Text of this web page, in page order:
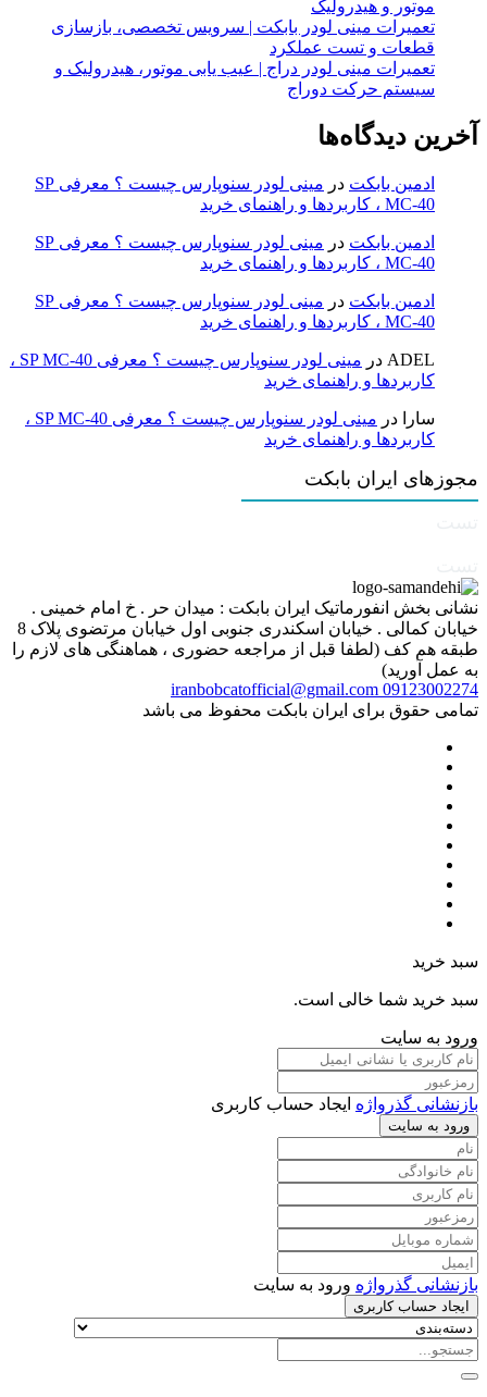
موتور و هیدرولیک
تعمیرات مینی لودر بابکت | سرویس تخصصی، بازسازی
قطعات و تست عملکرد
تعمیرات مینی لودر دراج | عیب یابی موتور، هیدرولیک و
سیستم حرکت دوراج
آخرین دیدگاه‌ها
ادمین بابکت در
مینی لودر سنوپارس چیست ؟ معرفی SP
MC-40 ، کاربردها و راهنمای خرید
ادمین بابکت در
مینی لودر سنوپارس چیست ؟ معرفی SP
MC-40 ، کاربردها و راهنمای خرید
ادمین بابکت در
مینی لودر سنوپارس چیست ؟ معرفی SP
MC-40 ، کاربردها و راهنمای خرید
ADEL در
مینی لودر سنوپارس چیست ؟ معرفی SP MC-40 ،
کاربردها و راهنمای خرید
سارا در
مینی لودر سنوپارس چیست ؟ معرفی SP MC-40 ،
کاربردها و راهنمای خرید
مجوزهای ایران بابکت
نشانی بخش انفورماتیک ایران بابکت : میدان حر . خ امام خمینی .
خیابان کمالی . خیابان اسکندری جنوبی اول خیابان مرتضوی پلاک 8
طبقه هم کف (لطفا قبل از مراجعه حضوری ، هماهنگی های لازم را
به عمل آورید)
09123002274
iranbobcatofficial@gmail.com
تمامی حقوق برای ایران بابکت محفوظ می باشد
سبد خرید
سبد خرید شما خالی است.
ورود به سایت
بازنشانی گذرواژه ایجاد حساب کاربری
ورود به سایت
بازنشانی گذرواژه ورود به سایت
ایجاد حساب کاربری